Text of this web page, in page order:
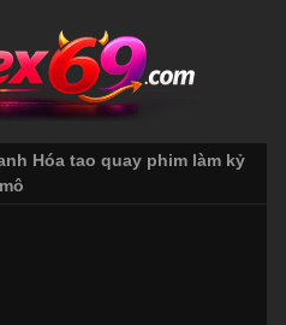
Hóa tao quay phim làm kỷ